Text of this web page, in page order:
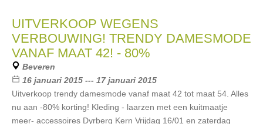
UITVERKOOP WEGENS
VERBOUWING! TRENDY DAMESMODE
VANAF MAAT 42! - 80%
Beveren
16 januari 2015 --- 17 januari 2015
Uitverkoop trendy damesmode vanaf maat 42 tot maat 54. Alles
nu aan -80% korting! Kleding - laarzen met een kuitmaatje
meer- accessoires Dyrberg Kern Vrijdag 16/01 en zaterdag